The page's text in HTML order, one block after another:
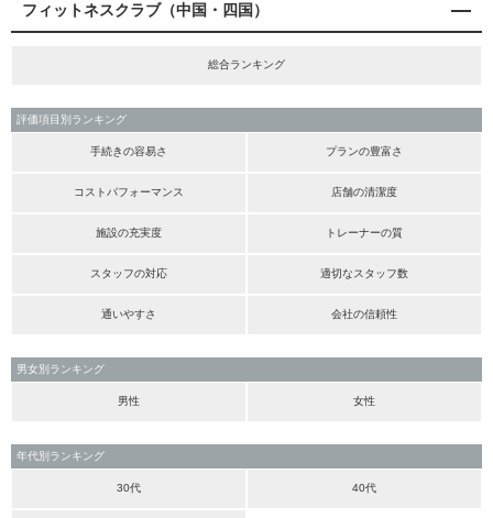
フィットネスクラブ（中国・四国）
総合ランキング
評価項目別ランキング
手続きの容易さ プランの豊富さ
コストパフォーマンス 店舗の清潔度
施設の充実度 トレーナーの質
スタッフの対応 適切なスタッフ数
通いやすさ 会社の信頼性
男女別ランキング
男性 女性
年代別ランキング
30代 40代